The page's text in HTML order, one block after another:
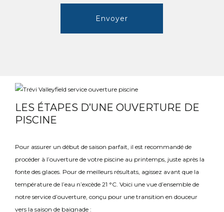
Envoyer
LES ÉTAPES D’UNE OUVERTURE DE
PISCINE
Pour assurer un début de saison parfait, il est recommandé de
procéder à l’ouverture de votre piscine au printemps, juste après la
fonte des glaces. Pour de meilleurs résultats, agissez avant que la
température de l’eau n’excède 21 °C. Voici une vue d’ensemble de
notre service d’ouverture, conçu pour une transition en douceur
vers la saison de baignade :